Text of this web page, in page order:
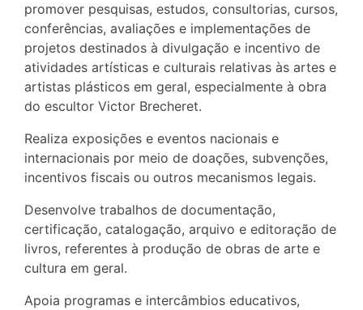
promover pesquisas, estudos, consultorias, cursos,
conferências, avaliações e implementações de
projetos destinados à divulgação e incentivo de
atividades artísticas e culturais relativas às artes e
artistas plásticos em geral, especialmente à obra
do escultor Victor Brecheret.
Realiza exposições e eventos nacionais e
internacionais por meio de doações, subvenções,
incentivos fiscais ou outros mecanismos legais.
Desenvolve trabalhos de documentação,
certificação, catalogação, arquivo e editoração de
livros, referentes à produção de obras de arte e
cultura em geral.
Apoia programas e intercâmbios educativos,